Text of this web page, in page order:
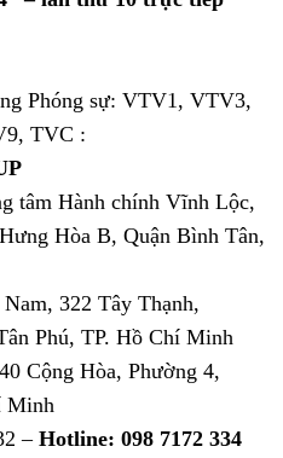
Phóng sự: VTV1, VTV3,
TVC :
tâm Hành chính Vĩnh Lộc,
Hòa B, Quận Bình Tân,
322 Tây Thạnh,
Phú, TP. Hồ Chí Minh
Cộng Hòa, Phường 4,
Minh
–Hotline: 098 7172 334